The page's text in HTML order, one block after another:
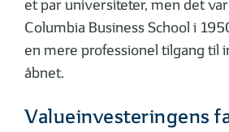
et par universiteter, men det
Columbia Business School i
en mere professionel tilgang til
åbnet.
Valueinvesteringens